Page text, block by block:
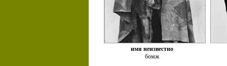
имя неизвестно
бомж